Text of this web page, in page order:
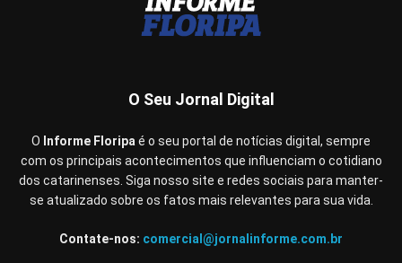
O Seu Jornal Digital
O Informe Floripaé o seu portal de notícias digital, sempre
com os principais acontecimentos que influenciam o cotidiano
dos catarinenses. Siga nosso site e redes sociais para manter-
se atualizado sobre os fatos mais relevantes para sua vida.
Contate-nos: comercial@jornalinforme.com.br